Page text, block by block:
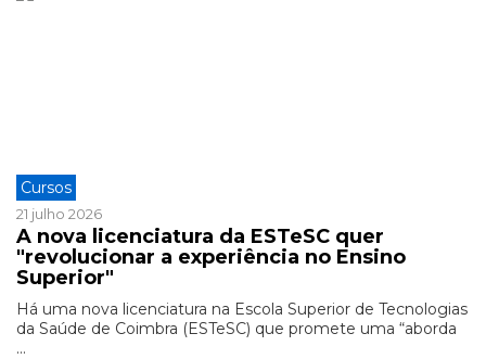
Cursos
21 julho 2026
A nova licenciatura da ESTeSC quer
"revolucionar a experiência no Ensino
Superior"
Há uma nova licenciatura na Escola Superior de Tecnologias
da Saúde de Coimbra (ESTeSC) que promete uma “aborda
...